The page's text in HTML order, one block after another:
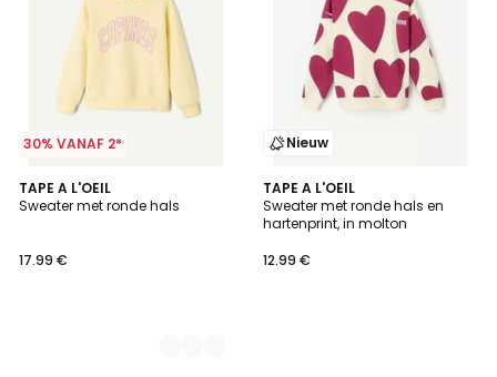
30% VANAF 2*
TAPE A L'OEIL
Sweater met ronde hals
17.99 €
2
Kleuren
Nieuw
TAPE A L'OEIL
Sweater met ronde hals en
hartenprint, in molton
12.99 €